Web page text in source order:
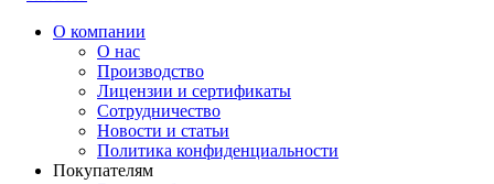
О компании
О нас
Производство
Лицензии и сертификаты
Сотрудничество
Новости и статьи
Политика конфиденциальности
Покупателям